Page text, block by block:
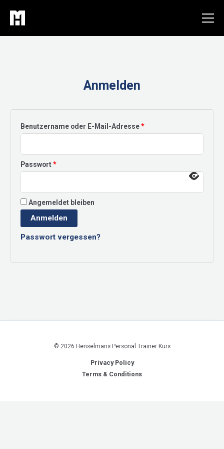
Inhalt
springen
Anmelden
Benutzername oder E-Mail-Adresse*Erforderlich
Passwort*Erforderlich
Angemeldet bleiben
Anmelden
Passwort vergessen?
© 2026 Henselmans Personal Trainer Kurs
Privacy Policy
Terms & Conditions